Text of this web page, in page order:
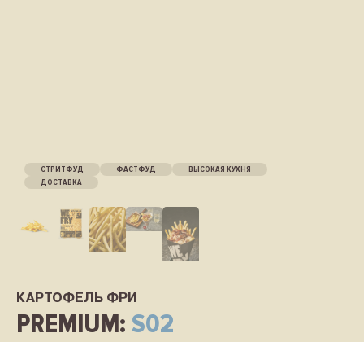
ВЫСОКАЯ КУХНЯ
ФАСТФУД
СТРИТФУД
ДОСТАВКА
КАРТОФЕЛЬ ФРИ
PREMIUM: S02